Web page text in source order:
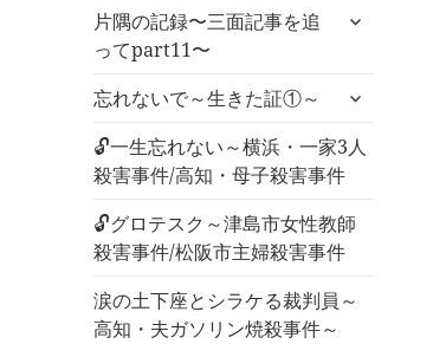
片隅の記録〜三面記事を追
ってpart11〜
サ
ニ
ー
を
開
忘れないで～生きた証①～
サ
メ
ニ
ー
を
開
🔓一生忘れない～横浜・一家3人
殺害事件/高知・母子殺害事件
🔓グロテスク～津島市女性教師
殺害事件/松阪市主婦殺害事件
涙の土下座とシラケる裁判員～
高知・夫ガソリン焼殺事件～